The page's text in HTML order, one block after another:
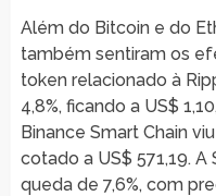
Além do Bitcoin e do
também sentiram os
token relacionado à
4,8%, ficando a US$
Binance Smart Chain
cotado a US$ 571,19.
queda de 7,6%, com